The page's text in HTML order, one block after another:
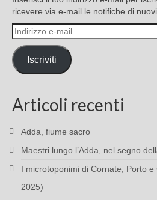
ricevere via e-mail le notifiche di nuovi
Indirizzo
e-
mail
Iscriviti
Articoli recenti
Adda, fiume sacro
Maestri lungo l’Adda, nel segno
I microtoponimi di Cornate, Porto
2025)